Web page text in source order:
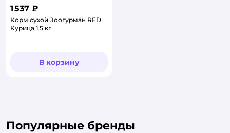
1 537 ₽
Корм сухой Зоогурман RED
Курица 1,5 кг
В корзину
Популярные бренды